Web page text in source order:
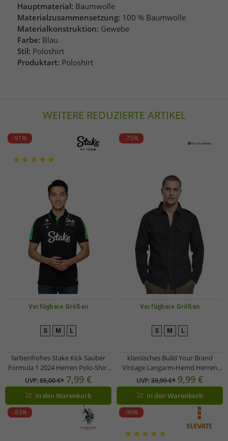
Hauptmaterial: Baumwolle
Materialzusammensetzung: 100 % Baumwolle
Materialkonstruktion: Gewebe
Farbe: Blau
Stil: Poloshirt
Produktart: Poloshirt
WEITERE REDUZIERTE ARTIKEL
-91%
Verfügbare Größen
S M L
farbenfrohes Stake Kick Sauber
Formula 1 2024 Herren Polo-Shirt
Formel 1 Sommer-Shirt mit
Baumwolle 701232879 001
Schwarz/Grün
UVP:85,00 €* 7,99 €
In den Warenkorb
-75%
Verfügbare Größen
S M L
klassisches Build Your Brand
Vintage Langarm-Hemd Herren
Shirt im Used Look Longsleeve
B9373 Schwarz
UVP:39,99 €* 9,99 €
In den Warenkorb
-83% -96%